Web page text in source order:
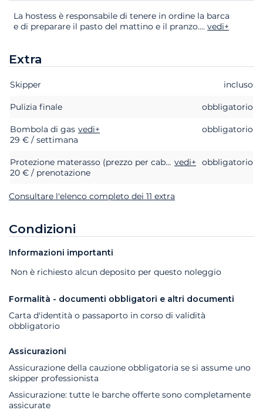
La hostess è responsabile di tenere in ordine la barca
e di preparare il pasto del mattino e il pranzo.... vedi+
Extra
Extra Stato
Skipper incluso
Pulizia finale obbligatorio
Bombola di gas vedi+
obbligatorio
29 € / settimana
Protezione materasso (prezzo per cabina) vedi+
obbligatorio
20 € / prenotazione
Consultare l'elenco completo dei 11 extra
Condizioni
Informazioni importanti
Extra Stato Prezzo
Non è richiesto alcun deposito per questo noleggio
Formalità - documenti obbligatori e altri documenti
Carta d'identità o passaporto in corso di validità
obbligatorio
Assicurazioni
Assicurazione della cauzione obbligatoria se si assume uno
skipper professionista
Assicurazione: tutte le barche offerte sono completamente
assicurate